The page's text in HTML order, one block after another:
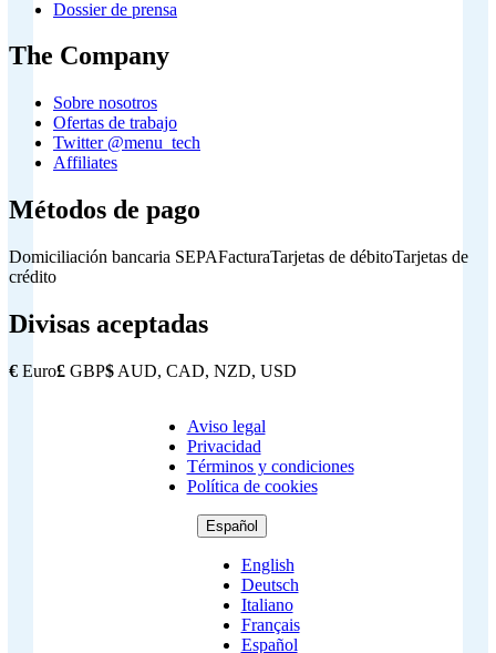
Dossier de prensa
The Company
Sobre nosotros
Ofertas de trabajo
Twitter @menu_tech
Affiliates
Métodos de pago
Domiciliación bancaria SEPAFacturaTarjetas de débitoTarjetas de
crédito
Divisas aceptadas
€ Euro£ GBP$ AUD, CAD, NZD, USD
Copyright
Footer
Aviso legal
Privacidad
Términos y condiciones
Política de cookies
Español
English
Deutsch
Italiano
Français
Español